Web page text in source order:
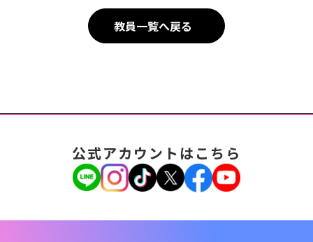
教員一覧へ戻る
公式アカウントはこちら